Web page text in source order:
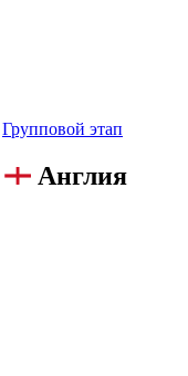
Групповой этап
Англия